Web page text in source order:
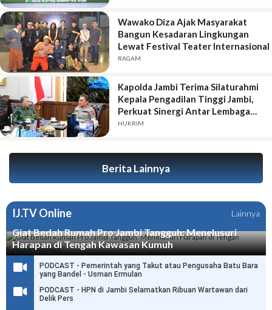
Wawako Diza Ajak Masyarakat
Bangun Kesadaran Lingkungan
Lewat Festival Teater Internasional
RAGAM
Kapolda Jambi Terima Silaturahmi
Kepala Pengadilan Tinggi Jambi,
Perkuat Sinergi Antar Lembaga
Penegak Hukum
HUKRIM
Berita Lainnya
IJ.TV Online Lainnya
Giat Bedah Rumah Pro Jambi Tangguh: Menelusuri
Harapan di Tengah Kawasan Kumuh
PODCAST - Pemerintah yang Takut atau Pengusaha Batu Bara
yang Bandel - Usman Ermulan
PODCAST - HPN di Jambi Selamatkan Ribuan Wartawan dari
Delik Pers